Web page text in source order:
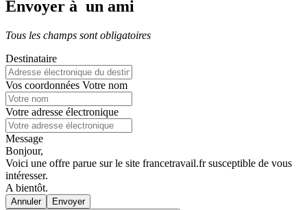
Envoyer à un ami
Tous les champs sont obligatoires
Destinataire
Vos coordonnées Votre nom
Votre adresse électronique
Message
Bonjour,
Voici une offre parue sur le site francetravail.fr susceptible de vous
intéresser.
A bientôt.
Annuler